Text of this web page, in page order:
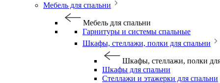
Мебель для спальни
Мебель для спальни
Гарнитуры и системы спальные
Шкафы, стеллажи, полки для спальни
Шкафы, стеллажи, полки
Шкафы для спальни
Стеллажи и этажерки для спальни